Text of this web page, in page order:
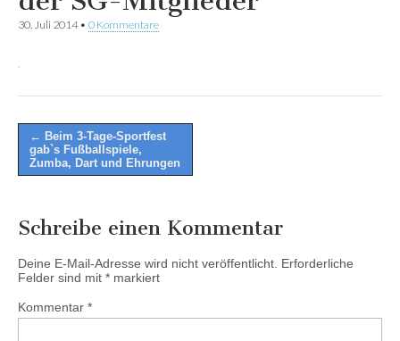
30. Juli 2014• 0 Kommentare
Post
navigation
← Beim 3-Tage-Sportfest
gab`s Fußballspiele,
Zumba, Dart und Ehrungen
Schreibe einen Kommentar
Deine E-Mail-Adresse wird nicht veröffentlicht. Erforderliche
Felder sind mit * markiert
Kommentar *